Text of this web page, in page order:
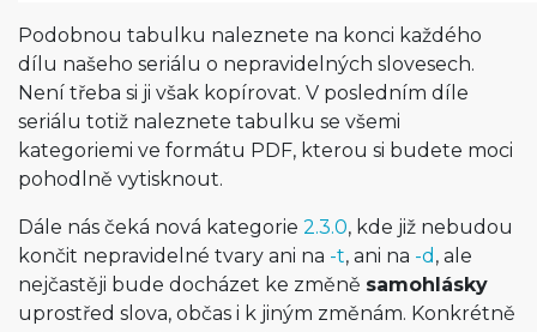
Podobnou tabulku naleznete na konci každého
dílu našeho seriálu o nepravidelných slovesech.
Není třeba si ji však kopírovat. V posledním díle
seriálu totiž naleznete tabulku se všemi
kategoriemi ve formátu PDF, kterou si budete moci
pohodlně vytisknout.
Dále nás čeká nová kategorie 2.3.0, kde již nebudou
končit nepravidelné tvary ani na -t, ani na -d , ale
nejčastěji bude docházet ke změně samohlásky
uprostřed slova, občas i k jiným změnám. Konkrétně